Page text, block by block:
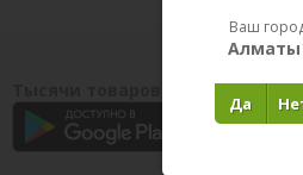
Тысячи товаров у вас на
Ваш
Алматы
Да